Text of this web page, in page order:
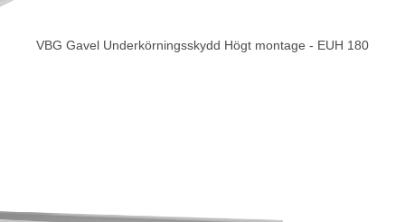
VBG Gavel Underkörningsskydd Högt montage - EUH 180